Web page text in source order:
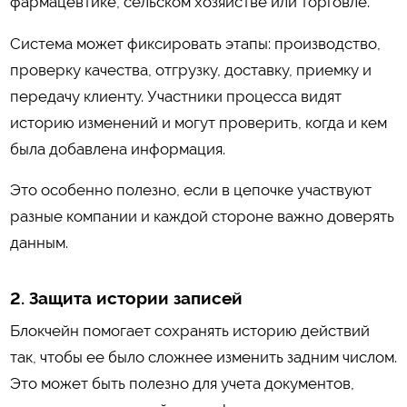
Система может фиксировать этапы: производство,
проверку качества, отгрузку, доставку, приемку и
передачу клиенту. Участники процесса видят
историю изменений и могут проверить, когда и кем
была добавлена информация.
Это особенно полезно, если в цепочке участвуют
разные компании и каждой стороне важно доверять
данным.
2. Защита истории записей
Блокчейн помогает сохранять историю действий
так, чтобы ее было сложнее изменить задним числом.
Это может быть полезно для учета документов,